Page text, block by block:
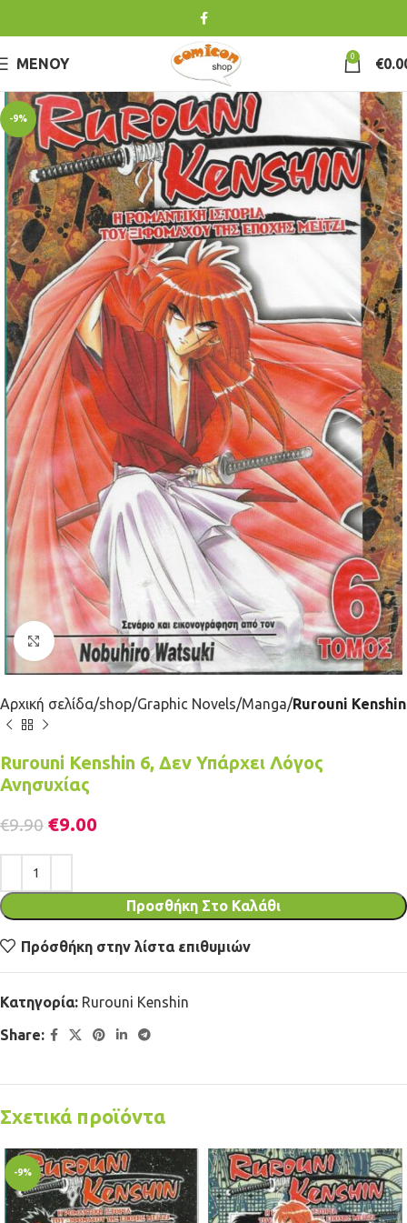
ΜΕΝΟΎ 0 €
-9%
Κλικ για μεγέθυνση
Αρχική σελίδα shop Graphic Novels Manga Rurouni Kenshin
Rurouni Kenshin 6, Δεν Υπάρχει Λόγος
Ανησυχίας
€9.90 €9.00
Προσθήκη Στο Καλάθι
Πρόσθήκη στην λίστα επιθυμιών
Κατηγορία: Rurouni Kenshin
Share:
Σχετικά προϊόντα
-9%